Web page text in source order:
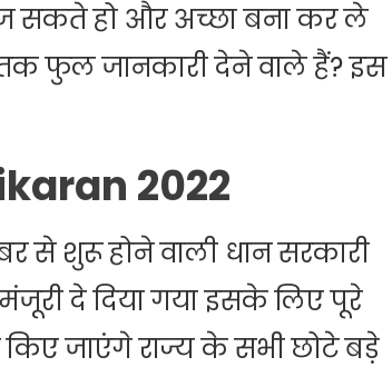
सकते हो और अच्छा बना कर ले
फुल जानकारी देने वाले हैं? इस
2022
से शुरू होने वाली धान सरकारी
दे दिया गया इसके लिए पूरे
जाएंगे राज्य के सभी छोटे बड़े